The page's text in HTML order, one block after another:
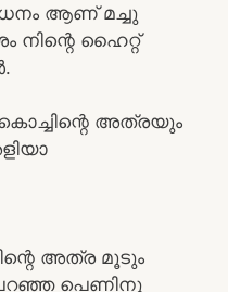
ആണ് മച്ചു
നിന്റെ ഹൈറ്റ്
അത്രയും
അത്ര മൂടും
പറഞ്ഞ പെണിനു